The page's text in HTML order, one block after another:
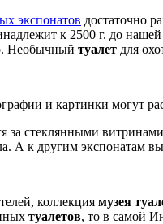
экспонатов достаточно
к 2500 г. до
Необычный туалет для
и картинки могут
за стеклянными
А к другим экспонатам
коллекция музея
туалетов, то в самой